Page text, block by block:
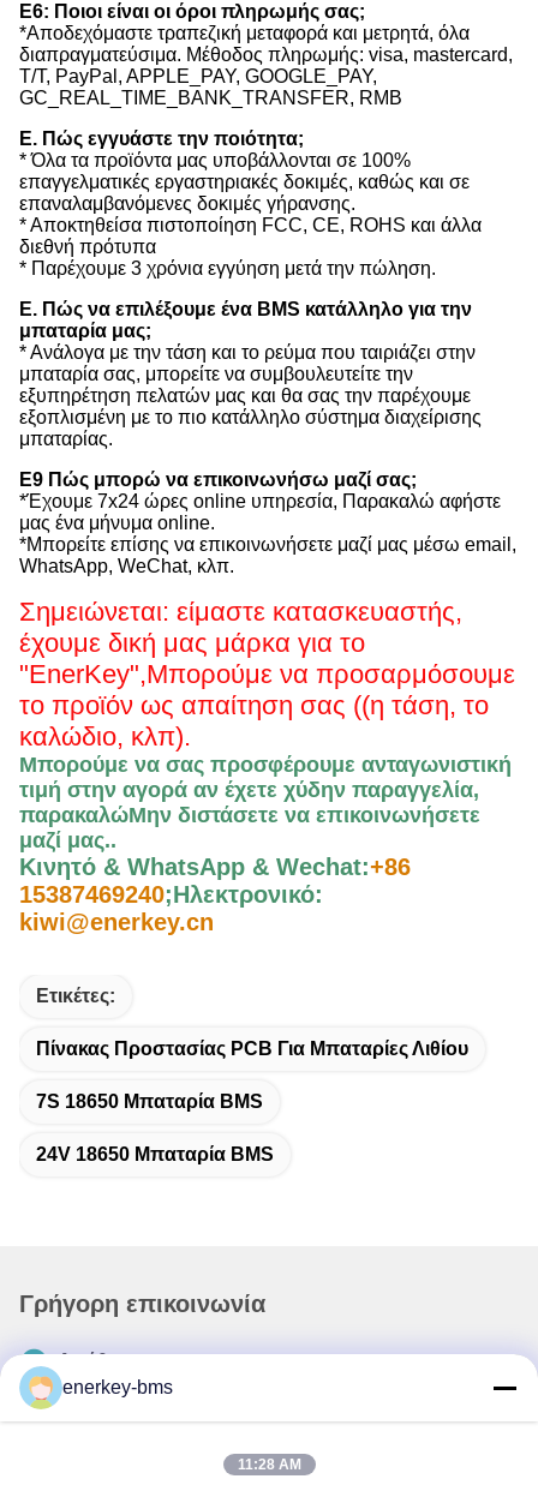
Ε6: Ποιοι είναι οι όροι πληρωμής σας;
*Αποδεχόμαστε τραπεζική μεταφορά και μετρητά, όλα
διαπραγματεύσιμα. Μέθοδος πληρωμής: visa, mastercard,
T/T, PayPal, APPLE_PAY, GOOGLE_PAY,
GC_REAL_TIME_BANK_TRANSFER, RMB
Ε. Πώς εγγυάστε την ποιότητα;
* Όλα τα προϊόντα μας υποβάλλονται σε 100%
επαγγελματικές εργαστηριακές δοκιμές, καθώς και σε
επαναλαμβανόμενες δοκιμές γήρανσης.
* Αποκτηθείσα πιστοποίηση FCC, CE, ROHS και άλλα
διεθνή πρότυπα
* Παρέχουμε 3 χρόνια εγγύηση μετά την πώληση.
Ε. Πώς να επιλέξουμε ένα BMS κατάλληλο για την
μπαταρία μας;
* Ανάλογα με την τάση και το ρεύμα που ταιριάζει στην
μπαταρία σας, μπορείτε να συμβουλευτείτε την
εξυπηρέτηση πελατών μας και θα σας την παρέχουμε
εξοπλισμένη με το πιο κατάλληλο σύστημα διαχείρισης
μπαταρίας.
Ε9 Πώς μπορώ να επικοινωνήσω μαζί σας;
*Έχουμε 7x24 ώρες online υπηρεσία, Παρακαλώ αφήστε
μας ένα μήνυμα online.
*Μπορείτε επίσης να επικοινωνήσετε μαζί μας μέσω email,
WhatsApp, WeChat, κλπ.
Σημειώνεται: είμαστε κατασκευαστής,
έχουμε δική μας μάρκα για το
"EnerKey",Μπορούμε να προσαρμόσουμε
το προϊόν ως απαίτηση σας ((η τάση, το
καλώδιο, κλπ).
Μπορούμε να σας προσφέρουμε ανταγωνιστική
τιμή στην αγορά αν έχετε χύδην παραγγελία,
παρακαλώΜην διστάσετε να επικοινωνήσετε
μαζί μας..
Κινητό & WhatsApp & Wechat:+86
15387469240;Ηλεκτρονικό:
kiwi@enerkey.cn
Ετικέτες:
Πίνακας Προστασίας PCB Για Μπαταρίες Λιθίου
7S 18650 Μπαταρία BMS
24V 18650 Μπαταρία BMS
Γρήγορη επικοινωνία
Διεύθυνση
Περιοχή Α, 9ος όροφος, κτίριο Γ, βιομηχανικό πάρκο
χαμηλών ανθρακούχων εκπομπών Guancheng, κοινότητα
Shenzhen, Κίνα, 518106
enerkey-bms
11:28 AM